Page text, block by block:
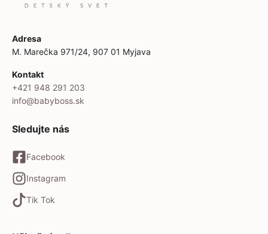
Adresa
M. Marečka 971/24, 907 01 Myjava
Kontakt
+421 948 291 203
info@babyboss.sk
Sledujte nás
Facebook
Instagram
Tik Tok